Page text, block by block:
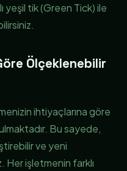
yeşil tik (Green Tick) ile
Ölçeklenebilir
ihtiyaçlarına göre
Bu sayede,
ve yeni
işletmenin farklı